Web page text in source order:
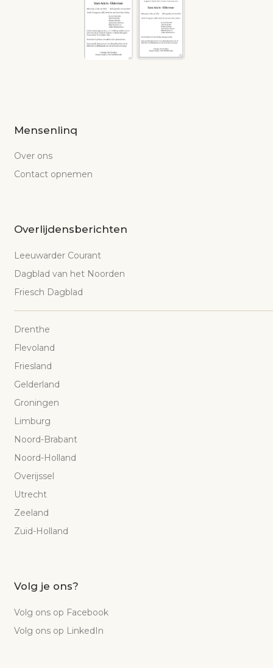
Mensenlinq
Over ons
Contact opnemen
Overlijdensberichten
Leeuwarder Courant
Dagblad van het Noorden
Friesch Dagblad
Drenthe
Flevoland
Friesland
Gelderland
Groningen
Limburg
Noord-Brabant
Noord-Holland
Overijssel
Utrecht
Zeeland
Zuid-Holland
Volg je ons?
Volg ons op Facebook
Volg ons op LinkedIn